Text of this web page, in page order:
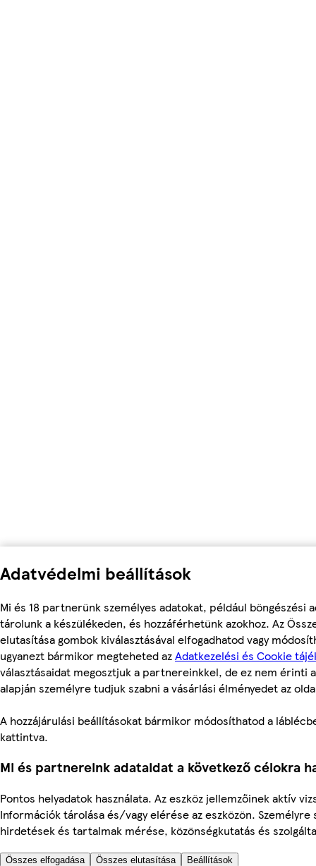
Adatvédelmi beállítások
Mi és 18 partnerünk személyes adatokat, például böngészési
tárolunk a készülékeden, és hozzáférhetünk azokhoz. Az
elutasítása gombok kiválasztásával elfogadhatod vagy
ugyanezt bármikor megteheted azAdatkezelési és Cookie
választásaidat megosztjuk a partnereinkkel, de ez nem érinti
alapján személyre tudjuk szabni a vásárlási élményedet az
A hozzájárulási beállításokat bármikor módosíthatod a
kattintva.
Mi és partnereink adataidat a következő célokra
Pontos helyadatok használata. Az eszköz jellemzőinek aktív
Információk tárolása és/vagy elérése az eszközön.
hirdetések és tartalmak mérése, közönségkutatás és
Összes elfogadása Összes elutasítása Beállítások